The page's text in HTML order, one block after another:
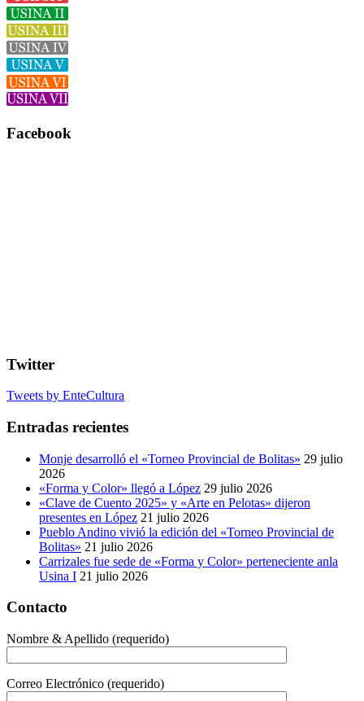
Facebook
Twitter
Tweets by EnteCultura
Entradas recientes
Monje desarrolló el «Torneo Provincial de Bolitas» 29 julio
2026
«Forma y Color» llegó a López 29 julio 2026
«Clave de Cuento 2025» y «Arte en Pelotas» dijeron
presentes en López 21 julio 2026
Pueblo Andino vivió la edición del «Torneo Provincial de
Bolitas» 21 julio 2026
Carrizales fue sede de «Forma y Color» perteneciente anla
Usina I 21 julio 2026
Contacto
Nombre & Apellido (requerido)
Correo Electrónico (requerido)